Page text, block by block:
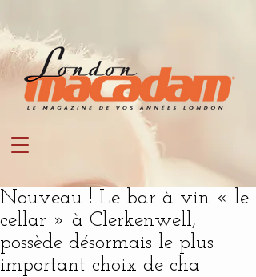
Nouveau ! Le bar à vin « le
cellar » à Clerkenwell,
possède désormais le plus
important choix de cha